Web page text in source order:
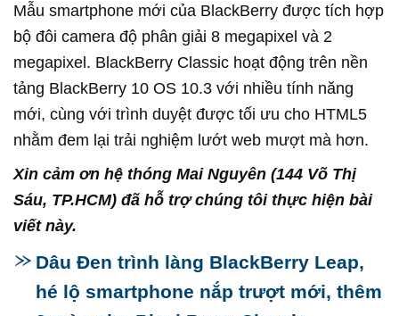
Mẫu smartphone mới của BlackBerry được tích hợp
bộ đôi camera độ phân giải 8 megapixel và 2
megapixel. BlackBerry Classic hoạt động trên nền
tảng BlackBerry 10 OS 10.3 với nhiều tính năng
mới, cùng với trình duyệt được tối ưu cho HTML5
nhằm đem lại trải nghiệm lướt web mượt mà hơn.
Xin cảm ơn hệ thóng Mai Nguyên (144 Võ Thị
Sáu, TP.HCM) đã hỗ trợ chúng tôi thực hiện bài
viết này.
Dâu Đen trình làng BlackBerry Leap,
hé lộ smartphone nắp trượt mới, thêm